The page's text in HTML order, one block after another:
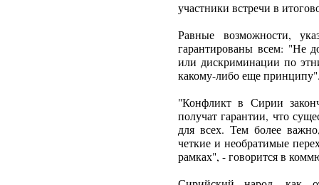
участники встречи в
Равные возможности,
гарантированы всем: "Не
или дискриминации по
какому-либо еще
"Конфликт в Сирии
получат гарантии, что
для всех. Тем более
четкие и необратимые
рамках", - говорится в